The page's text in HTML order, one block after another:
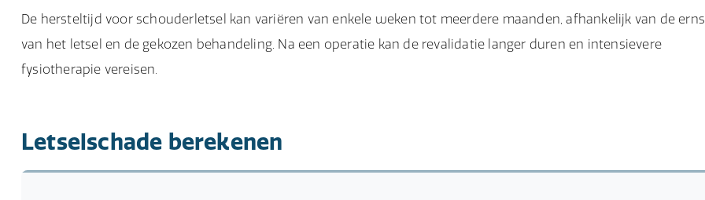
De hersteltijd voor schouderletsel kan variëren van enkele weken tot meerdere maanden, afhankelijk van de
van het letsel en de gekozen behandeling. Na een operatie kan de revalidatie langer duren en intensievere
fysiotherapie vereisen.
Letselschade berekenen